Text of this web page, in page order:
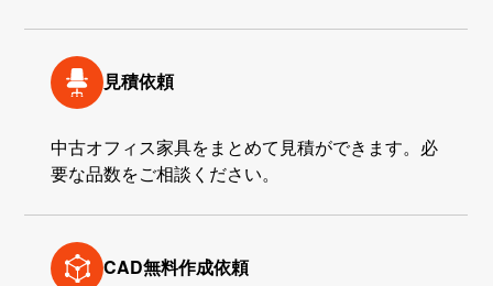
見積依頼
中古オフィス家具をまとめて見積ができます。必
要な品数をご相談ください。
CAD無料作成依頼